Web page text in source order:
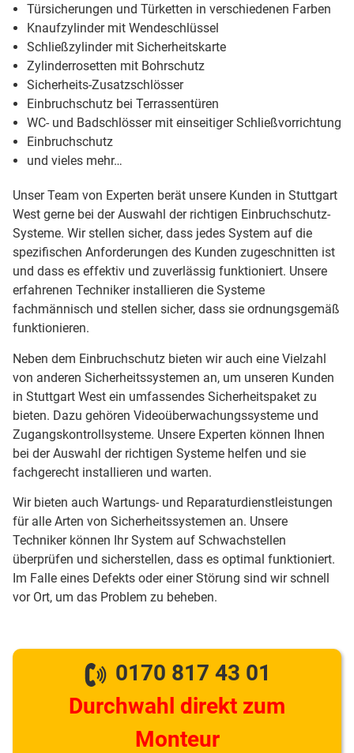
Türsicherungen und Türketten in verschiedenen Farben
Knaufzylinder mit Wendeschlüssel
Schließzylinder mit Sicherheitskarte
Zylinderrosetten mit Bohrschutz
Sicherheits-Zusatzschlösser
Einbruchschutz bei Terrassentüren
WC- und Badschlösser mit einseitiger Schließvorrichtung
Einbruchschutz
und vieles mehr…
Unser Team von Experten berät unsere Kunden in Stuttgart
West gerne bei der Auswahl der richtigen Einbruchschutz-
Systeme. Wir stellen sicher, dass jedes System auf die
spezifischen Anforderungen des Kunden zugeschnitten ist
und dass es effektiv und zuverlässig funktioniert. Unsere
erfahrenen Techniker installieren die Systeme
fachmännisch und stellen sicher, dass sie ordnungsgemäß
funktionieren.
Neben dem Einbruchschutz bieten wir auch eine Vielzahl
von anderen Sicherheitssystemen an, um unseren Kunden
in Stuttgart West ein umfassendes Sicherheitspaket zu
bieten. Dazu gehören Videoüberwachungssysteme und
Zugangskontrollsysteme. Unsere Experten können Ihnen
bei der Auswahl der richtigen Systeme helfen und sie
fachgerecht installieren und warten.
Wir bieten auch Wartungs- und Reparaturdienstleistungen
für alle Arten von Sicherheitssystemen an. Unsere
Techniker können Ihr System auf Schwachstellen
überprüfen und sicherstellen, dass es optimal funktioniert.
Im Falle eines Defekts oder einer Störung sind wir schnell
vor Ort, um das Problem zu beheben.
0170 817 43 01
Durchwahl direkt zum
Monteur